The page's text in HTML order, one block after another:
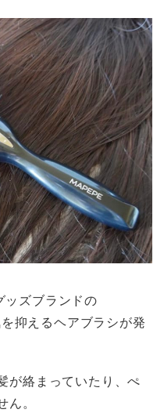
ッズブランドの
抑えるヘアブラシが発
が絡まっていたり、ぺ
。